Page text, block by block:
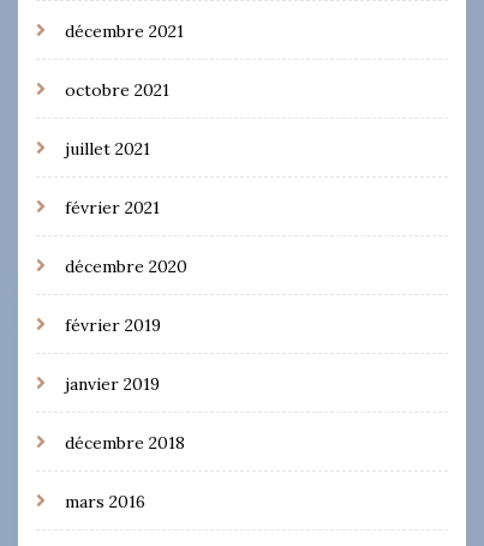
décembre 2021
octobre 2021
juillet 2021
février 2021
décembre 2020
février 2019
janvier 2019
décembre 2018
mars 2016